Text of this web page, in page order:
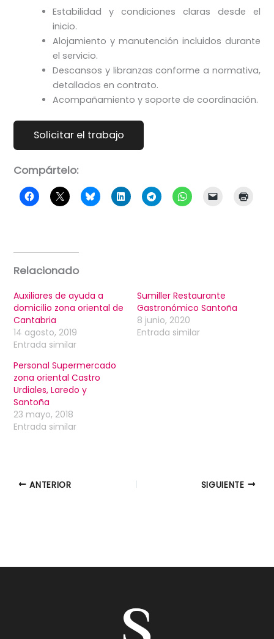
Estabilidad y condiciones claras desde el
inicio.
Alojamiento y manutención incluidos durante
el servicio.
Descansos y libranzas conforme a normativa,
detallados en contrato.
Acompañamiento y soporte de coordinación.
Compártelo:
Relacionado
Auxiliares de ayuda a
domicilio zona oriental de
Cantabria
14 agosto, 2019
Entrada similar
Sumiller Restaurante
Gastronómico Santoña
8 junio, 2020
Entrada similar
Personal Supermercado
zona oriental Castro
Urdiales, Laredo y
Santoña
23 mayo, 2018
Entrada similar
ANTERIOR SIGUIENTE